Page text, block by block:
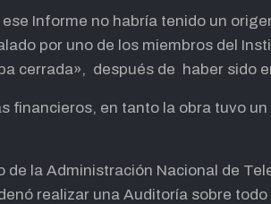
Informe no habría tenido un
por uno de los miembros del
cerrada», después de haber sido
financieros, en tanto la obra tuvo
de la Administración Nacional de
realizar una Auditoría sobre